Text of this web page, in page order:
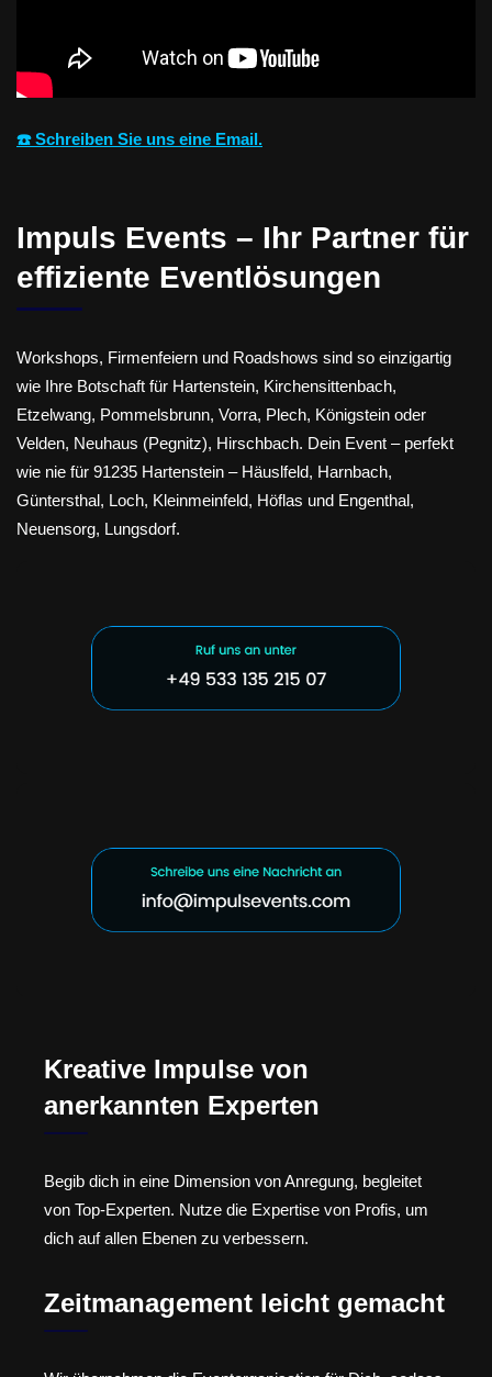
☎️ Schreiben Sie uns eine Email.
Impuls Events – Ihr Partner für
effiziente Eventlösungen
Workshops, Firmenfeiern und Roadshows sind so einzigartig
wie Ihre Botschaft für Hartenstein, Kirchensittenbach,
Etzelwang, Pommelsbrunn, Vorra, Plech, Königstein oder
Velden, Neuhaus (Pegnitz), Hirschbach. Dein Event – perfekt
wie nie für 91235 Hartenstein – Häuslfeld, Harnbach,
Güntersthal, Loch, Kleinmeinfeld, Höflas und Engenthal,
Neuensorg, Lungsdorf.
Kreative Impulse von
anerkannten Experten
Begib dich in eine Dimension von Anregung, begleitet
von Top-Experten. Nutze die Expertise von Profis, um
dich auf allen Ebenen zu verbessern.
Zeitmanagement leicht gemacht